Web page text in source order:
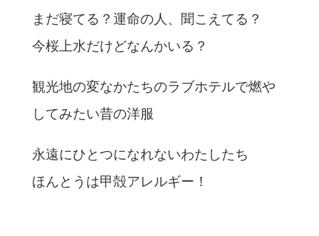
まだ寝てる？運命の人、聞こえてる？
今桜上水だけどなんかいる？
観光地の変なかたちのラブホテルで燃や
してみたい昔の洋服
永遠にひとつになれないわたしたち
ほんとうは甲殻アレルギー！